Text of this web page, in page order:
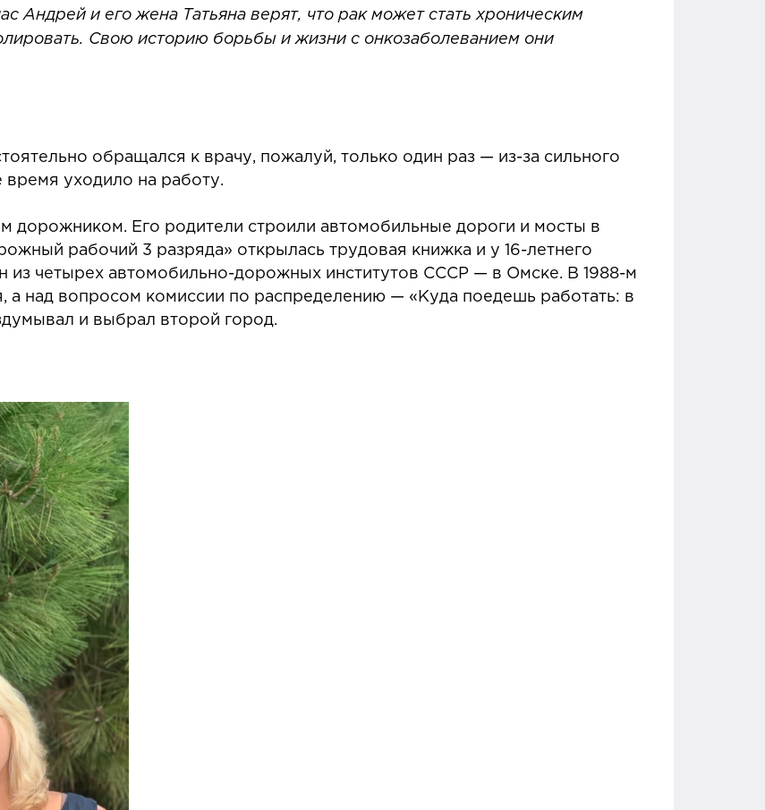
Андрей и его жена Татьяна верят, что рак может стать хроническим
Свою историю борьбы и жизни с онкозаболеванием они
обращался к врачу, пожалуй, только один раз — из-за сильного
время уходило на работу.
дорожником. Его родители строили автомобильные дороги и мосты в
рабочий 3 разряда» открылась трудовая книжка и у 16-летнего
из четырех автомобильно-дорожных институтов СССР — в Омске. В 1988-м
а над вопросом комиссии по распределению — «Куда поедешь работать: в
и выбрал второй город.